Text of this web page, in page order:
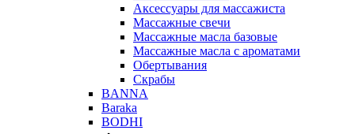
Аксессуары для массажиста
Массажные свечи
Массажные масла базовые
Массажные масла с ароматами
Обертывания
Скрабы
BANNA
Baraka
BODHI